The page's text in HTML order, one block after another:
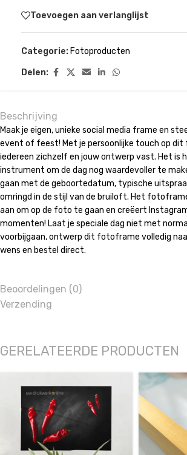
Toevoegen aan verlanglijst
Categorie: Fotoproducten
Delen:
Beschrijving
Maak je eigen, unieke social media frame en
event of feest! Met je persoonlijke touch op
iedereen zichzelf en jouw ontwerp vast. Het is
instrument om de dag nog waardevoller te
gaan met de geboortedatum, typische
omringd in de stijl van de bruiloft. Het
aan om op de foto te gaan en creëert
momenten! Laat je speciale dag niet met
voorbijgaan, ontwerp dit fotoframe volledig
wens en bestel direct.
Beoordelingen (0)
Verzending
GERELATEERDE PRODUCTEN